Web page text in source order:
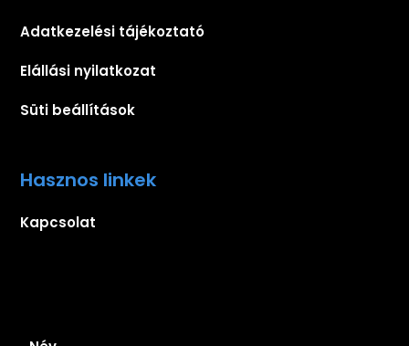
Adatkezelési tájékoztató
Elállási nyilatkozat
Süti beállítások
Hasznos linkek
Kapcsolat